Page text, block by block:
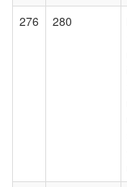
276 280